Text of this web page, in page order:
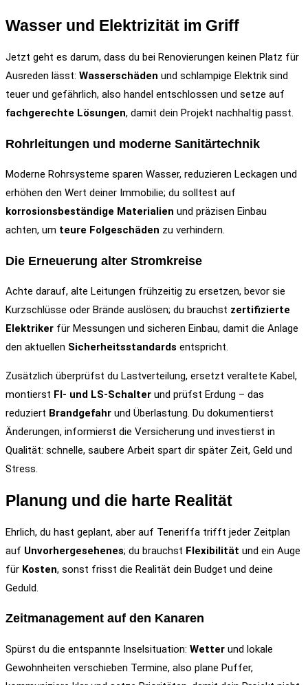
Wasser und Elektrizität im Griff
Jetzt geht es darum, dass du bei Renovierungen keinen Platz für
Ausreden lässt: Wasserschäden und schlampige Elektrik sind
teuer und gefährlich, also handel entschlossen und setze auf
fachgerechte Lösungen, damit dein Projekt nachhaltig passt.
Rohrleitungen und moderne Sanitärtechnik
Moderne Rohrsysteme sparen Wasser, reduzieren Leckagen und
erhöhen den Wert deiner Immobilie; du solltest auf
korrosionsbeständige Materialien und präzisen Einbau
achten, um teure Folgeschäden zu verhindern.
Die Erneuerung alter Stromkreise
Achte darauf, alte Leitungen frühzeitig zu ersetzen, bevor sie
Kurzschlüsse oder Brände auslösen; du brauchst zertifizierte
Elektriker für Messungen und sicheren Einbau, damit die Anlage
den aktuellen Sicherheitsstandards entspricht.
Zusätzlich überprüfst du Lastverteilung, ersetzt veraltete Kabel,
montierst FI‑ und LS‑Schalter und prüfst Erdung – das
reduziert Brandgefahr und Überlastung. Du dokumentierst
Änderungen, informierst die Versicherung und investierst in
Qualität: schnelle, saubere Arbeit spart dir später Zeit, Geld und
Stress.
Planung und die harte Realität
Ehrlich, du hast geplant, aber auf Teneriffa trifft jeder Zeitplan
auf Unvorhergesehenes; du brauchst Flexibilität und ein Auge
für Kosten, sonst frisst die Realität dein Budget und deine
Geduld.
Zeitmanagement auf den Kanaren
Spürst du die entspannte Inselsituation: Wetter und lokale
Gewohnheiten verschieben Termine, also plane Puffer,